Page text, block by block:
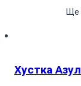
Хустка
Ще